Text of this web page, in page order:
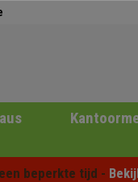
beperkte tijd -